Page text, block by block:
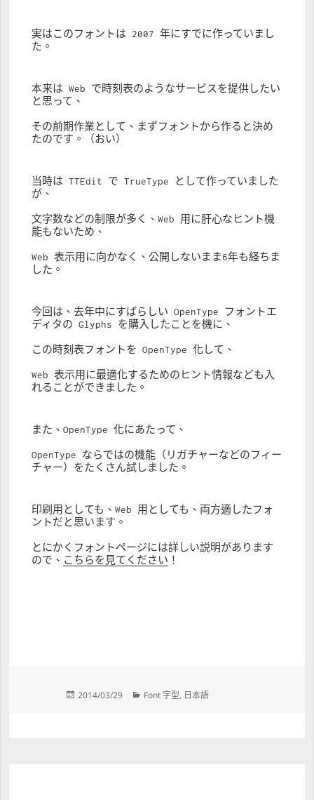
実はこのフォントは 2007 年にすでに作っていまし
た。
本来は Web で時刻表のようなサービスを提供したい
と思って、
その前期作業として、まずフォントから作ると決め
たのです。（おい）
当時は TTEdit で TrueType として作っていました
が、
文字数などの制限が多く、Web 用に肝心なヒント機
能もないため、
Web 表示用に向かなく、公開しないまま6年も経ちま
した。
今回は、去年中にすばらしい OpenType フォントエ
ディタの Glyphs を購入したことを機に、
この時刻表フォントを OpenType 化して、
Web 表示用に最適化するためのヒント情報なども入
れることができました。
また、OpenType 化にあたって、
OpenType ならではの機能（リガチャーなどのフィー
チャー）をたくさん試しました。
印刷用としても、Web 用としても、両方適したフォ
ントだと思います。
とにかくフォントページには詳しい説明があります
ので、 こちらを見てください ！
Posted
2014/03/29 Categories
Font 字型, 日本語